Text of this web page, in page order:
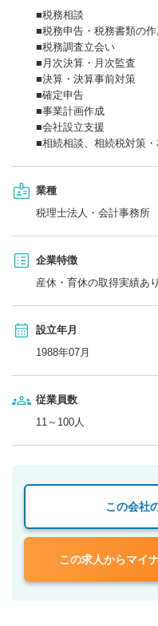
■税務相談
■税務申告・税務書類の
■税務調査立会い
■月次決算・月次監査
■決算・決算事前対策
■確定申告
■事業計画作成
■会社設立支援
■相続相談、相続税対策
業種
税理士法人・会計事務所
企業特徴
産休・育休の取得実績あり
設立年月
1988年07月
従業員数
11～100人
この会社
この求人からマイ